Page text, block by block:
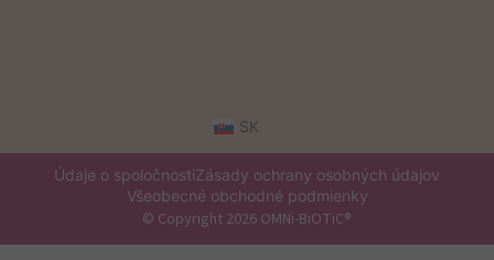
SK
Údaje o spoločnostiZásady ochrany osobných údajov
Všeobecné obchodné podmienky
© Copyright 2026 OMNi-BiOTiC®